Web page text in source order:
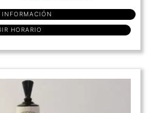
INFORMACIÓN
HORARIO